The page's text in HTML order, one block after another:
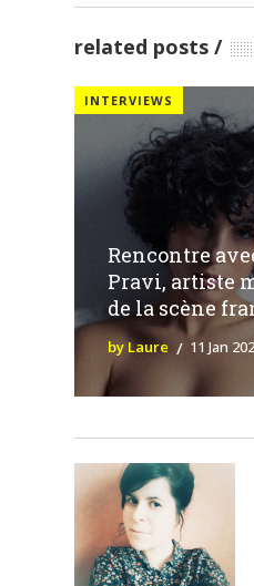
related posts
INTERVIEWS
Rencontre
Pravi, artiste
de la scène
by Laure 11 Jan